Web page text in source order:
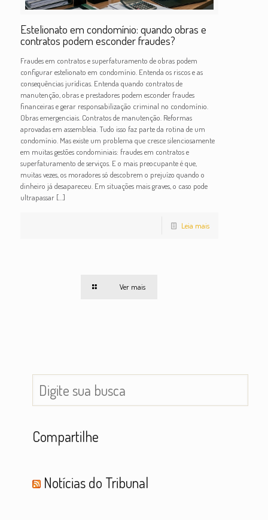
Estelionato em condomínio: quando obras e
contratos podem esconder fraudes?
Fraudes em contratos e superfaturamento de obras podem
configurar estelionato em condomínio. Entenda os riscos e as
consequências jurídicas. Entenda quando contratos de
manutenção, obras e prestadores podem esconder fraudes
financeiras e gerar responsabilização criminal no condomínio.
Obras emergenciais. Contratos de manutenção. Reformas
aprovadas em assembleia. Tudo isso faz parte da rotina de um
condomínio. Mas existe um problema que cresce silenciosamente
em muitas gestões condominiais: fraudes em contratos e
superfaturamento de serviços. E o mais preocupante é que,
muitas vezes, os moradores só descobrem o prejuízo quando o
dinheiro já desapareceu. Em situações mais graves, o caso pode
ultrapassar[…]
Leia mais
Ver mais
Compartilhe
Notícias do Tribunal